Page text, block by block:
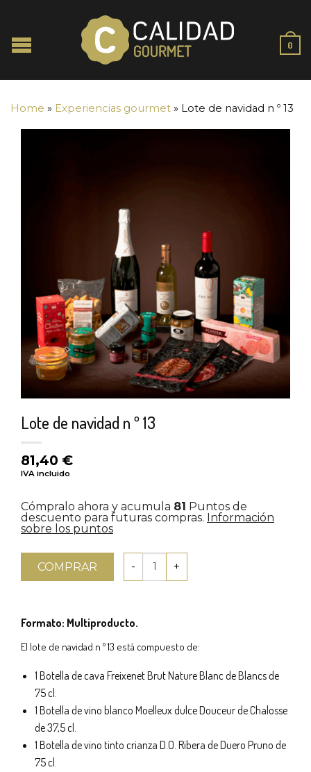
0
Home » Experiencias gourmet » Lote de navidad n º 13
Lote de navidad n º 13
81,40 €
IVA incluido
Cómpralo ahora y acumula 81 Puntos de
descuento para futuras compras. Información
sobre los puntos
COMPRAR
Formato: Multiproducto.
El lote de navidad n º 13 está compuesto de:
1 Botella de cava Freixenet Brut Nature Blanc de Blancs de
75 cl.
1 Botella de vino blanco Moelleux dulce Douceur de Chalosse
de 37,5 cl.
1 Botella de vino tinto crianza D.O. Ribera de Duero Pruno de
75 cl.